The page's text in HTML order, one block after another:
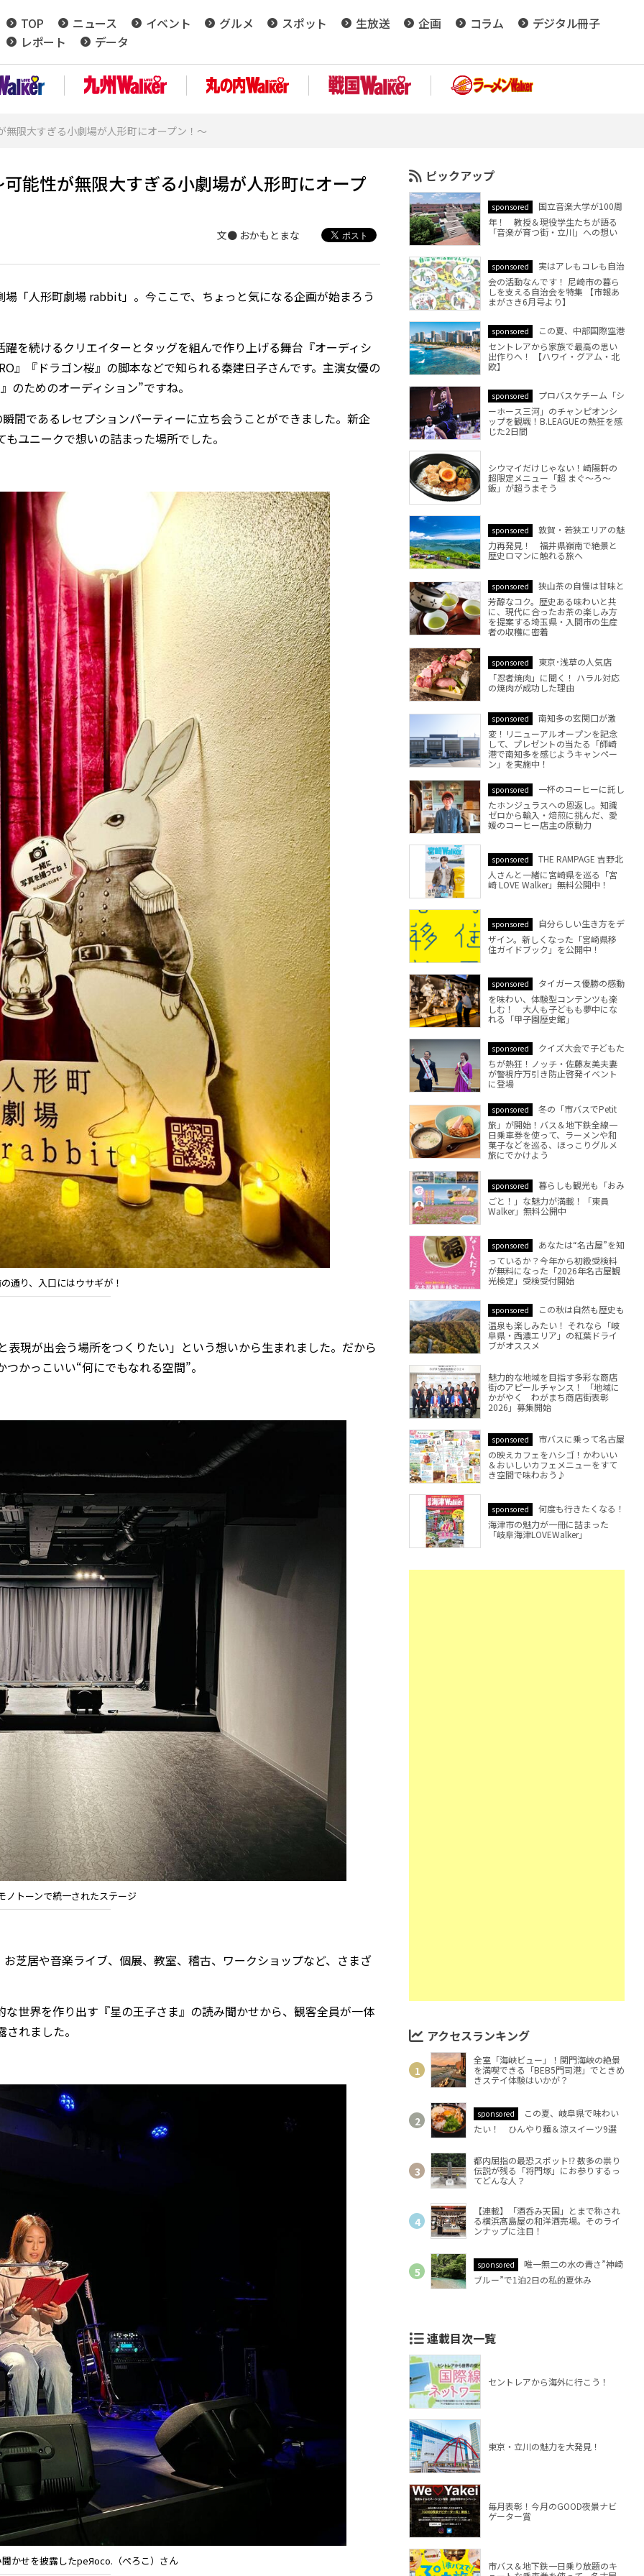
TOP ニュース イベント グルメ スポット 生放送 企画 コラム
デジタル冊子
レポート
データ
限大すぎる小劇場が人形町にオープン！〜
能性が無限大すぎる小劇場が人形町にオープ
文● おかもとまな
「人形町劇場 rabbit」。今ここで、ちょっと気になる企画が始まろう
続けるクリエイターとタッグを組んで作り上げる舞台『オーディシ
』『ドラゴン桜』の脚本などで知られる秦建日子さんです。主演女優の
のためのオーディション”ですね。
であるレセプションパーティーに立ち会うことができました。新企
ユニークで想いの詰まった場所でした。
通り、入口にはウサギが！
現が出会う場所をつくりたい」という想いから生まれました。だから
かっこいい“何にでもなれる空間”。
ノトーンで統一されたステージ
居や音楽ライブ、個展、教室、稽古、ワークショップなど、さまざ
世界を作り出す『星の王子さま』の読み聞かせから、観客全員が一体
れました。
かせを披露したpeЯoco.（ぺろこ）さん
ピックアップ
sponsored
国立音楽大学が100周
年！ 教授＆現役学生たちが語る
「音楽が育つ街・立川」への想い
sponsored
実はアレもコレも自治
会の活動なんです！ 尼崎市の暮ら
しを支える自治会を特集 【市報あ
まがさき6月号より】
sponsored
この夏、中部国際空港
セントレアから家族で最高の思い
出作りへ！ 【ハワイ・グアム・北
欧】
sponsored
プロバスケチーム「シ
ーホース三河」のチャンピオンシ
ップを観戦！B.LEAGUEの熱狂を感
じた2日間
シウマイだけじゃない！崎陽軒の
超限定メニュー「超 まぐ～ろ～
飯」が超うまそう
sponsored
敦賀・若狭エリアの魅
力再発見！ 福井県嶺南で絶景と
歴史ロマンに触れる旅へ
sponsored
狭山茶の自慢は甘味と
芳醇なコク。歴史ある味わいと共
に、現代に合ったお茶の楽しみ方
を提案する埼玉県・入間市の生産
者の収穫に密着
sponsored
東京･浅草の人気店
「忍者焼肉」に聞く！ ハラル対応
の焼肉が成功した理由
sponsored
南知多の玄関口が激
変！リニューアルオープンを記念
して、プレゼントの当たる「師崎
港で南知多を感じようキャンペー
ン」を実施中！
sponsored
一杯のコーヒーに託し
たホンジュラスへの恩返し。知識
ゼロから輸入・焙煎に挑んだ、愛
媛のコーヒー店主の原動力
sponsored
THE RAMPAGE 吉野北
人さんと一緒に宮崎県を巡る「宮
崎 LOVE Walker」無料公開中！
sponsored
自分らしい生き方をデ
ザイン。新しくなった「宮崎県移
住ガイドブック」を公開中！
sponsored
タイガース優勝の感動
を味わい、体験型コンテンツも楽
しむ！ 大人も子どもも夢中にな
れる「甲子園歴史館」
sponsored
クイズ大会で子どもた
ちが熱狂！ノッチ・佐藤友美夫妻
が警視庁万引き防止啓発イベント
に登場
sponsored
冬の「市バスでPetit
旅」が開始！バス＆地下鉄全線一
日乗車券を使って、ラーメンや和
菓子などを巡る、ほっこりグルメ
旅にでかけよう
sponsored
暮らしも観光も「おみ
ごと！」な魅力が満載！「東員
Walker」無料公開中
sponsored
あなたは“名古屋”を知
っているか？今年から初級受検料
が無料になった「2026年名古屋観
光検定」受検受付開始
sponsored
この秋は自然も歴史も
温泉も楽しみたい！ それなら「岐
阜県・西濃エリア」の紅葉ドライ
ブがオススメ
魅力的な地域を目指す多彩な商店
街のアピールチャンス！ 「地域に
かがやく わがまち商店街表彰
2026」募集開始
sponsored
市バスに乗って名古屋
の映えカフェをハシゴ！かわいい
＆おいしいカフェメニューをすて
き空間で味わおう♪
sponsored
何度も行きたくなる！
海津市の魅力が一冊に詰まった
「岐阜海津LOVEWalker」
アクセスランキング
全室「海峡ビュー」！関門海峡の絶景
を満喫できる「BEB5門司港」でときめ
きステイ体験はいかが？
sponsored
この夏、岐阜県で味わい
たい！ ひんやり麺＆涼スイーツ9選
都内屈指の最恐スポット⁉ 数多の祟り
伝説が残る「将門塚」にお参りするっ
てどんな人？
【連載】「酒呑み天国」とまで称され
る横浜髙島屋の和洋酒売場。そのライ
ンナップに注目！
sponsored
唯一無二の水の青さ”神崎
ブルー”で1泊2日の私的夏休み
連載目次一覧
セントレアから海外に行こう！
東京・立川の魅力を大発見！
毎月表彰！今月のGOOD夜景ナビ
ゲーター賞
市バス＆地下鉄一日乗り放題のキ